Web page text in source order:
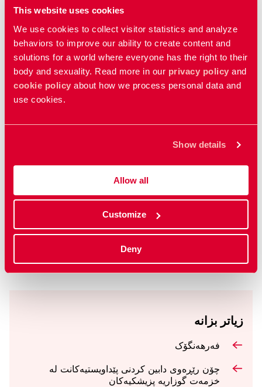
This website uses cookies
We use cookies to collect visitor statistics and analyze
behaviors to improve our ability to create content and
solutions for a world where everyone has the right to their
body and sexuality. Read more in our privacy policy and
cookie policy about how we process personal data and
use cookies.
Show details
Allow all
Customize
Deny
Female genitals
تەمەنی باڵغی
Puberty
زگپڕی
Pregnancy
هەموو فیلمەکان پیشان بدە
زیاتر بزانە
فەرهەنگۆک
چۆن رێڕەوی دابین کردنی پێداویستیەکانت لە
خزمەت گوزاریە پزیشکیەکان